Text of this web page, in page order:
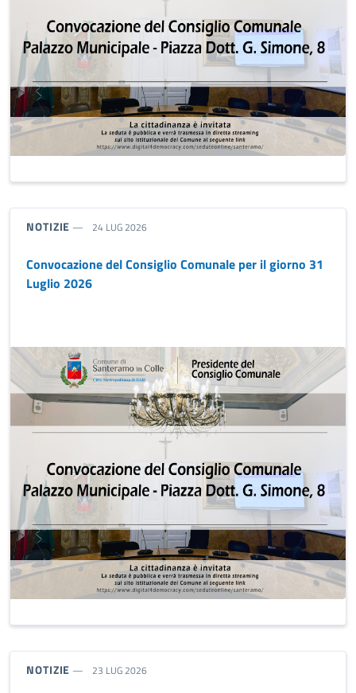
TIPO NOTIZIA:
NOTIZIE 24 LUG 2026
Convocazione del Consiglio Comunale per il giorno 31
Luglio 2026
TIPO NOTIZIA:
NOTIZIE 23 LUG 2026